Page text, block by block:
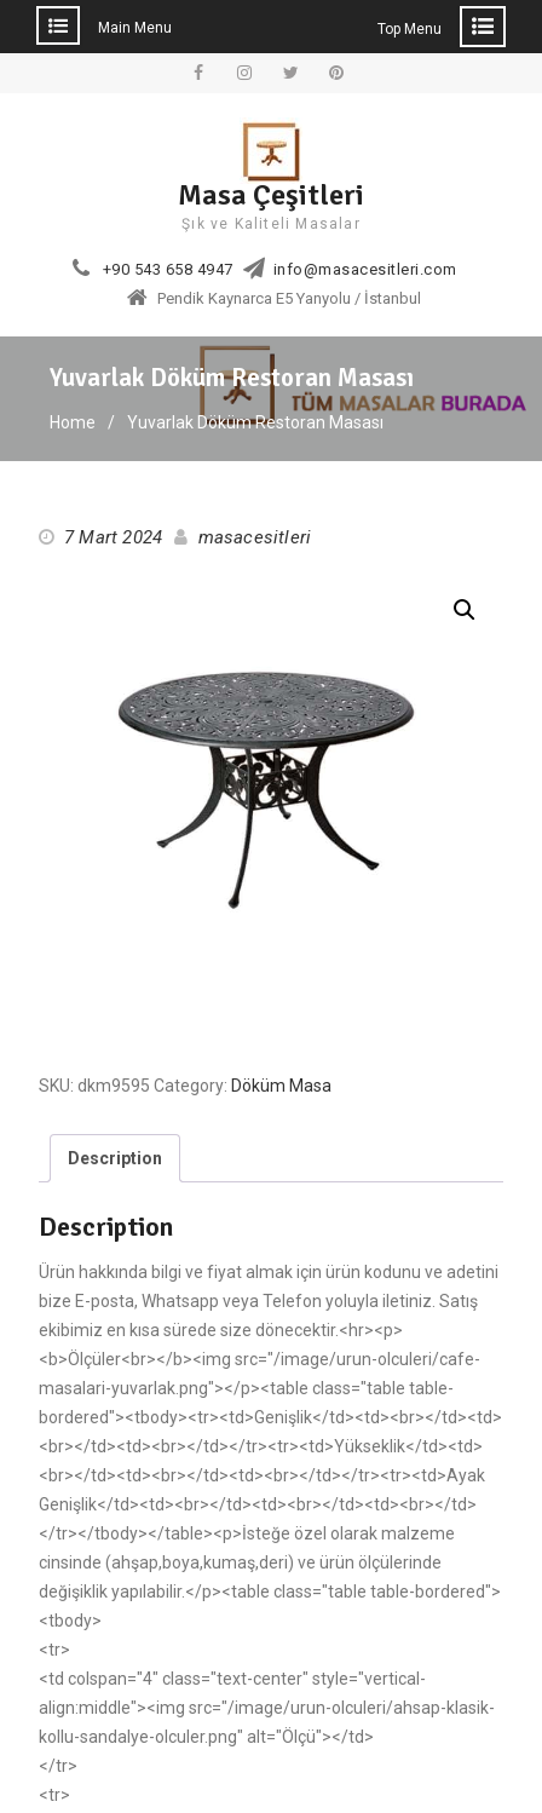
Main Menu Top Menu
Masa Çeşitleri
Şık ve Kaliteli Masalar
+90 543 658 4947
info@masacesitleri.com
Pendik Kaynarca E5 Yanyolu / İstanbul
Yuvarlak Döküm Restoran Masası
Home Yuvarlak Döküm Restoran Masası
7 Mart 2024 masacesitleri
SKU: dkm9595 Category: Döküm Masa
Description
Description
Ürün hakkında bilgi ve fiyat almak için ürün kodunu ve adetini
bize E-posta, Whatsapp veya Telefon yoluyla iletiniz. Satış
ekibimiz en kısa sürede size dönecektir.<hr><p>
<b>Ölçüler<br></b><img src="/image/urun-olculeri/cafe-
masalari-yuvarlak.png"></p><table class="table table-
bordered"><tbody><tr><td>Genişlik</td><td><br></td><td>
<br></td><td><br></td></tr><tr><td>Yükseklik</td><td>
<br></td><td><br></td><td><br></td></tr><tr><td>Ayak
Genişlik</td><td><br></td><td><br></td><td><br></td>
</tr></tbody></table><p>İsteğe özel olarak malzeme
cinsinde (ahşap,boya,kumaş,deri) ve ürün ölçülerinde
değişiklik yapılabilir.</p><table class="table table-bordered">
<tbody>
<tr>
<td colspan="4" class="text-center" style="vertical-
align:middle"><img src="/image/urun-olculeri/ahsap-klasik-
kollu-sandalye-olculer.png" alt="Ölçü"></td>
</tr>
<tr>